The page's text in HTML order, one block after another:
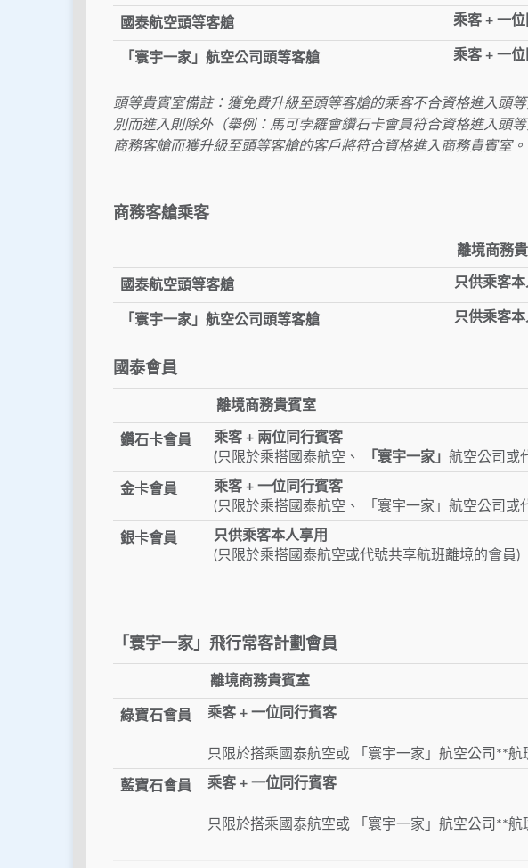
國泰航空頭等客艙 乘客 + 一
「寰宇一家」航空公司頭等客艙 乘客 + 一
頭等貴賓室備註：獲免費升級至頭等客艙的乘客不合資格進入頭
別而進入則除外（舉例：馬可孛羅會鑽石卡會員符合資格進入頭
商務客艙而獲升級至頭等客艙的客戶將符合資格進入商務貴賓室。
商務客艙乘客
離境商務
國泰航空頭等客艙 只供乘客本
「寰宇一家」航空公司頭等客艙 只供乘客本
國泰會員
離境商務貴賓室
鑽石卡會員
乘客 + 兩位同行賓客
(只限於乘搭國泰航空、 「寰宇一家」 航空公司或
金卡會員
乘客 + 一位同行賓客
(只限於乘搭國泰航空、 「寰宇一家」航空公司或
銀卡會員
只供乘客本人享用
(只限於乘搭國泰航空或代號共享航班離境的會員)
「寰宇一家」飛行常客計劃會員
離境商務貴賓室
綠寶石會員 乘客 + 一位同行賓客
只限於搭乘國泰航空或 「寰宇一家」航空公司**航
藍寶石會員 乘客 + 一位同行賓客
只限於搭乘國泰航空或 「寰宇一家」航空公司**航